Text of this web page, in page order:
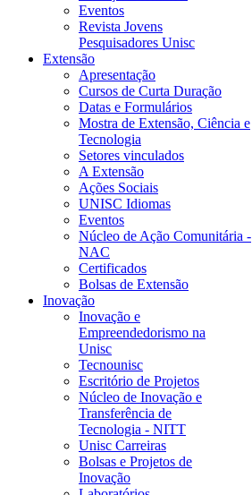
Eventos
Revista Jovens
Pesquisadores Unisc
Extensão
Apresentação
Cursos de Curta Duração
Datas e Formulários
Mostra de Extensão, Ciência e
Tecnologia
Setores vinculados
A Extensão
Ações Sociais
UNISC Idiomas
Eventos
Núcleo de Ação Comunitária -
NAC
Certificados
Bolsas de Extensão
Inovação
Inovação e
Empreendedorismo na
Unisc
Tecnounisc
Escritório de Projetos
Núcleo de Inovação e
Transferência de
Tecnologia - NITT
Unisc Carreiras
Bolsas e Projetos de
Inovação